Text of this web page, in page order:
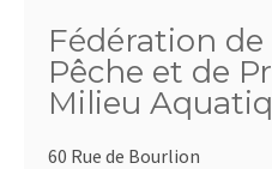
Fédération
Pêche et de
Milieu
60 Rue de Bourlion